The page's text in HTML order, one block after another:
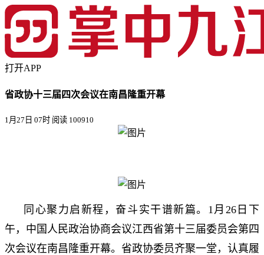
打开APP
省政协十三届四次会议在南昌隆重开幕
1月27日 07时 阅读 100910
同心聚力启新程，奋斗实干谱新篇。1月26日下
午，中国人民政治协商会议江西省第十三届委员会第四
次会议在南昌隆重开幕。省政协委员齐聚一堂，认真履